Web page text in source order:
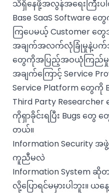
သိရှိနေဖို့အလွန်အရေးကြီးပ
Base SaaS
ကြပေမယ့် Customer တွ
အချက်အလက်လုံခြုံမှုနဲ့ပက်သ
တွေကိုအပြည့်အဝယုံကြည်မှုအ
အချက်ကြောင့် Service
Service Platform တွေကို
Third Party
ကိုရှာခိုင်းရပြီး Bugs တွေ
တယ်။
Information
ကူညီမလဲ
Information System ဆို
လို့ပြောရင်မမှားပါဘူး။ ယ